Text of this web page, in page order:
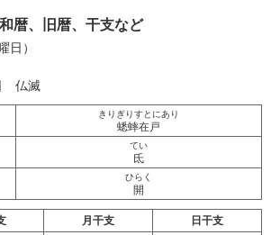
暦、旧暦、干支など
日）
仏滅
きりぎりすとにあり
蟋蟀在戸
てい
氐
ひらく
開
月干支 日干支